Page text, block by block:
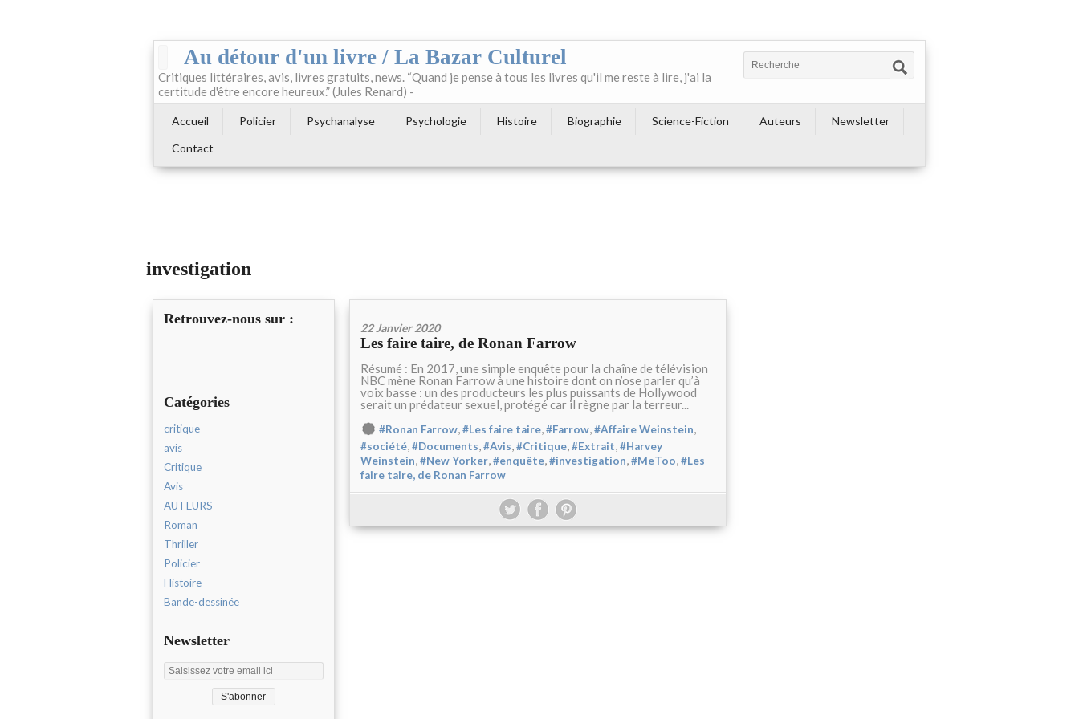
Au détour d'un livre / La Bazar Culturel
Critiques littéraires, avis, livres gratuits, news. “Quand je pense à tous les livres qu'il me reste à lire, j'ai la
certitude d'être encore heureux.” (Jules Renard) -
Accueil Policier Psychanalyse Psychologie Histoire Biographie Science-Fiction Auteurs
Newsletter
Contact
investigation
Retrouvez-nous sur :
Catégories
critique
avis
Critique
Avis
AUTEURS
Roman
Thriller
Policier
Histoire
Bande-dessinée
Newsletter
22 Janvier 2020
Les faire taire, de Ronan Farrow
Résumé : En 2017, une simple enquête pour la chaîne de télévision
NBC mène Ronan Farrow à une histoire dont on n’ose parler qu’à
voix basse : un des producteurs les plus puissants de Hollywood
serait un prédateur sexuel, protégé car il règne par la terreur...
#Ronan Farrow,#Les faire taire,#Farrow,#Affaire Weinstein,
#société,#Documents,#Avis,#Critique,#Extrait,#Harvey
Weinstein,#New Yorker,#enquête,#investigation,#MeToo,#Les
faire taire, de Ronan Farrow